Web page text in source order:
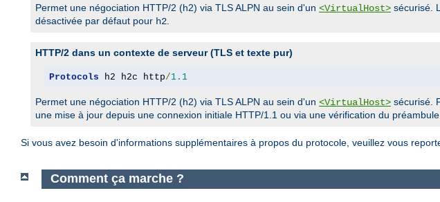
Permet une négociation HTTP/2 (h2) via TLS ALPN au sein d'un <VirtualHost> sécurisé.
désactivée par défaut pour h2.
HTTP/2 dans un contexte de serveur (TLS et texte pur)
Protocols h2 h2c http/1.1
Permet une négociation HTTP/2 (h2) via TLS ALPN au sein d'un <VirtualHost> sécurisé.
une mise à jour depuis une connexion initiale HTTP/1.1 ou via une vérification du
Si vous avez besoin d'informations supplémentaires à propos du protocole, veuillez vous
Comment ça marche ?